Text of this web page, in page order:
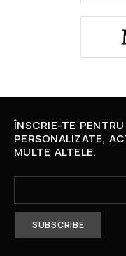
ÎNSCRIE-TE
PERSONALIZATE,
MULTE ALTELE.